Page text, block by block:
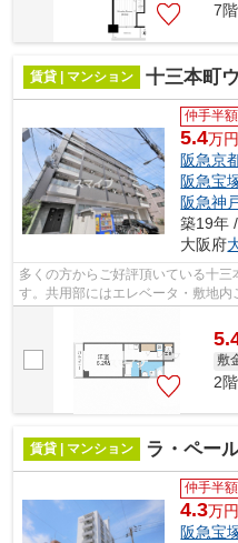
7
賃貸 | マンション 十三本町
仲手半額
5.4万円
阪急京
阪急宝
阪急神
築19年
大阪府
多くの方からご好評頂いている十
す。共用部にはエレベータ・敷地
敷
2
賃貸 | マンション ラ・ペー
仲手半額
4.3万
阪急宝